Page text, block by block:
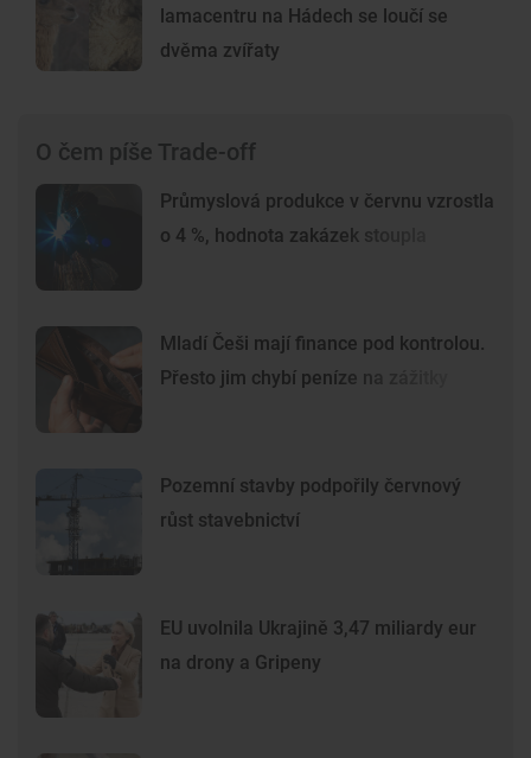
lamacentru na Hádech se loučí se
dvěma zvířaty
O čem píše Trade-off
Průmyslová produkce v červnu vzrostla
o 4 %, hodnota zakázek stoupla
Mladí Češi mají finance pod kontrolou.
Přesto jim chybí peníze na zážitky
Pozemní stavby podpořily červnový
růst stavebnictví
EU uvolnila Ukrajině 3,47 miliardy eur
na drony a Gripeny